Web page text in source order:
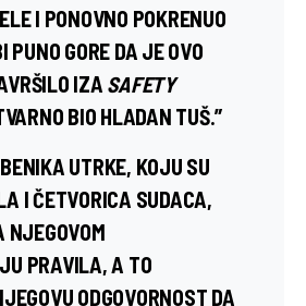
I PONOVNO POKRENUO
PUNO GORE DA JE OVO
IZA SAFETY
BIO HLADAN TUŠ.”
UTRKE, KOJU SU
I ČETVORICA SUDACA,
NJEGOVOM
PRAVILA, A TO
ODGOVORNOST DA